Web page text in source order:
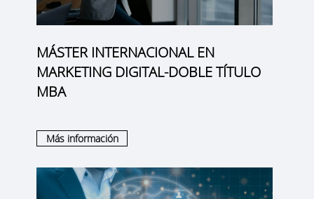
MÁSTER INTERNACIONAL EN
MARKETING DIGITAL-DOBLE TÍTULO
MBA
Más información